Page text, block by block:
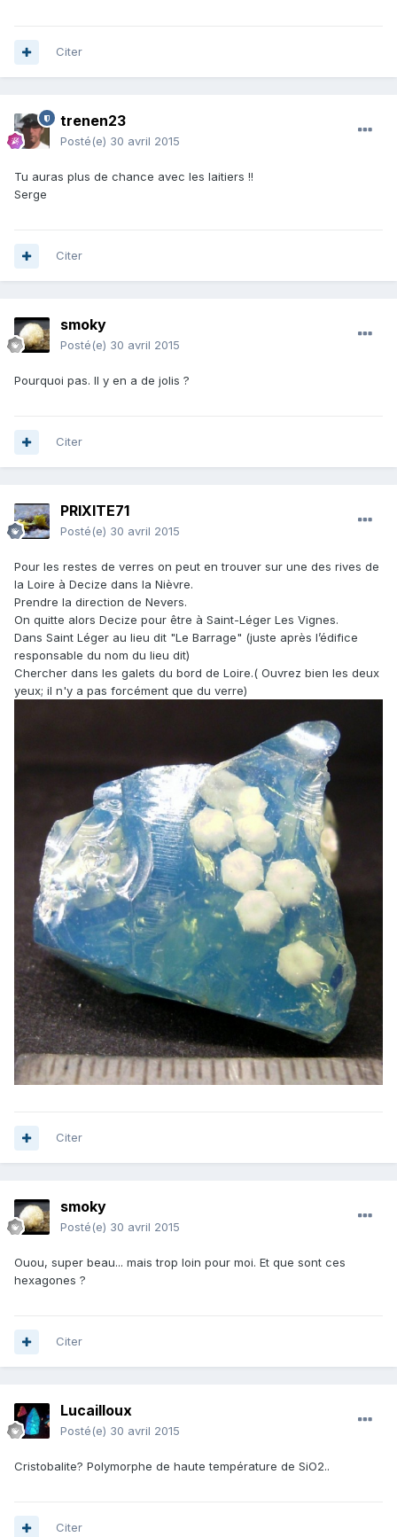
Citer
trenen23
Posté(e) 30 avril 2015
Tu auras plus de chance avec les laitiers !!
Serge
Citer
smoky
Posté(e) 30 avril 2015
Pourquoi pas. Il y en a de jolis ?
Citer
PRIXITE71
Posté(e) 30 avril 2015
Pour les restes de verres on peut en trouver sur une des rives de
la Loire à Decize dans la Nièvre.
Prendre la direction de Nevers.
On quitte alors Decize pour être à Saint-Léger Les Vignes.
Dans Saint Léger au lieu dit "Le Barrage" (juste après l’édifice
responsable du nom du lieu dit)
Chercher dans les galets du bord de Loire.( Ouvrez bien les deux
yeux; il n'y a pas forcément que du verre)
Citer
smoky
Posté(e) 30 avril 2015
Ouou, super beau... mais trop loin pour moi. Et que sont ces
hexagones ?
Citer
Lucailloux
Posté(e) 30 avril 2015
Cristobalite? Polymorphe de haute température de SiO2..
Citer